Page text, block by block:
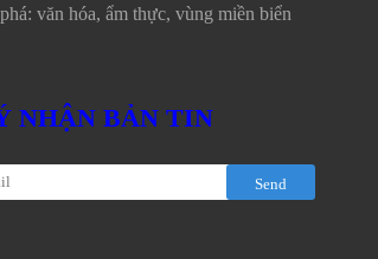
văn hóa, ẩm thực, vùng miền biển
NHẬN BẢN TIN
Send